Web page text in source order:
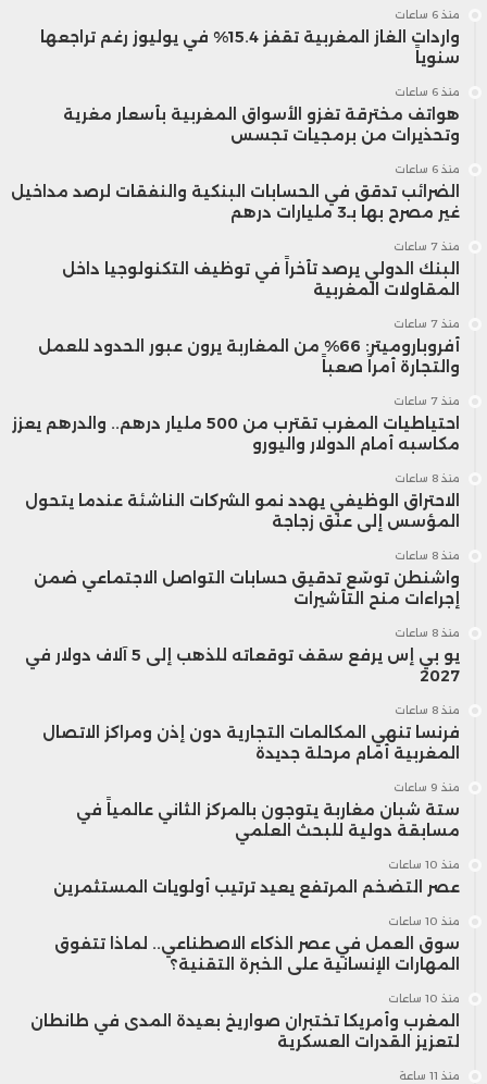
منذ 6 ساعات
واردات الغاز المغربية تقفز 15.4% في يوليوز رغم تراجعها
سنوياً
منذ 6 ساعات
هواتف مخترقة تغزو الأسواق المغربية بأسعار مغرية
وتحذيرات من برمجيات تجسس
منذ 6 ساعات
الضرائب تدقق في الحسابات البنكية والنفقات لرصد مداخيل
غير مصرح بها بـ3 مليارات درهم
منذ 7 ساعات
البنك الدولي يرصد تأخراً في توظيف التكنولوجيا داخل
المقاولات المغربية
منذ 7 ساعات
أفروباروميتر: 66% من المغاربة يرون عبور الحدود للعمل
والتجارة أمراً صعباً
منذ 7 ساعات
احتياطيات المغرب تقترب من 500 مليار درهم.. والدرهم يعزز
مكاسبه أمام الدولار واليورو
منذ 8 ساعات
الاحتراق الوظيفي يهدد نمو الشركات الناشئة عندما يتحول
المؤسس إلى عنق زجاجة
منذ 8 ساعات
واشنطن توسّع تدقيق حسابات التواصل الاجتماعي ضمن
إجراءات منح التأشيرات
منذ 8 ساعات
يو بي إس يرفع سقف توقعاته للذهب إلى 5 آلاف دولار في
2027
منذ 8 ساعات
فرنسا تنهي المكالمات التجارية دون إذن ومراكز الاتصال
المغربية أمام مرحلة جديدة
منذ 9 ساعات
ستة شبان مغاربة يتوجون بالمركز الثاني عالمياً في
مسابقة دولية للبحث العلمي
منذ 10 ساعات
عصر التضخم المرتفع يعيد ترتيب أولويات المستثمرين
منذ 10 ساعات
سوق العمل في عصر الذكاء الاصطناعي.. لماذا تتفوق
المهارات الإنسانية على الخبرة التقنية؟
منذ 10 ساعات
المغرب وأمريكا تختبران صواريخ بعيدة المدى في طانطان
لتعزيز القدرات العسكرية
منذ 11 ساعة